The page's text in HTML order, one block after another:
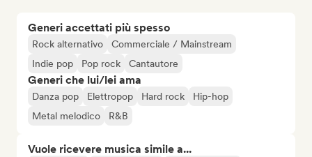
Generi accettati più spesso
Rock alternativo
Commerciale / Mainstream
Indie pop
Pop rock Cantautore
Generi che lui/lei ama
Danza pop Elettropop Hard rock
Hip-hop
Metal melodico
R&B
Vuole ricevere musica simile a...